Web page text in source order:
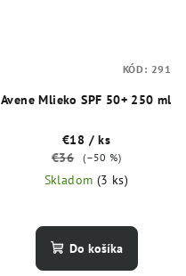
Avene Mlieko SPF 50+ 250 ml
€18 / ks
€36
(–50 %)
Skladom (3 ks)
Do košíka
KÓD: 291